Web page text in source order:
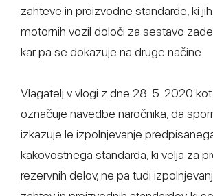
zahteve in proizvodne standarde, ki
motornih vozil določi za sestavo
kar pa se dokazuje na druge načine.
Vlagatelj v vlogi z dne 28. 5. 2020
označuje navedbe naročnika, da
izkazuje le izpolnjevanje
kakovostnega standarda, ki velja za
rezervnih delov, ne pa tudi